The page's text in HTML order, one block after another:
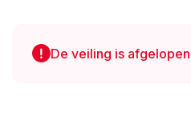
De veiling is afgelopen